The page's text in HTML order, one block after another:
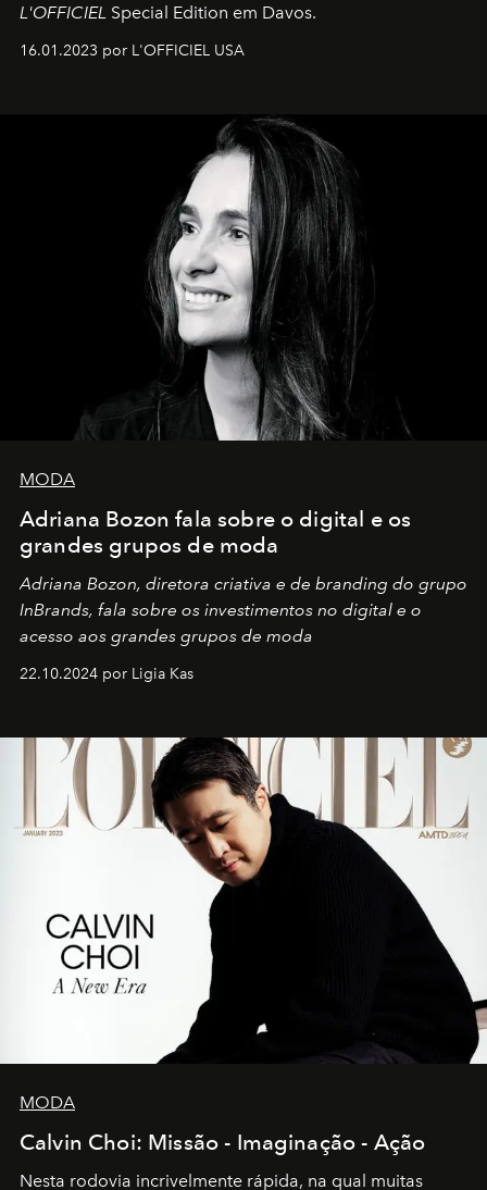
L'OFFICIEL Special Edition em Davos.
16.01.2023 por L'OFFICIEL USA
MODA
Adriana Bozon fala sobre o digital e os
grandes grupos de moda
Adriana Bozon, diretora criativa e de branding do grupo
InBrands, fala sobre os investimentos no digital e o
acesso aos grandes grupos de moda
22.10.2024 por Ligia Kas
MODA
Calvin Choi: Missão - Imaginação - Ação
Nesta rodovia incrivelmente rápida, na qual muitas